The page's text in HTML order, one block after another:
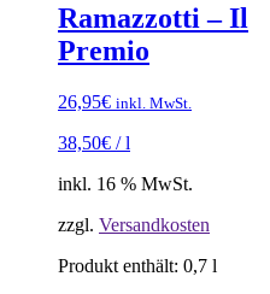
Ramazzotti – Il
Premio
26,95€ inkl. MwSt.
38,50€ /l
inkl. 16 % MwSt.
zzgl. Versandkosten
Produkt enthält: 0,7 l